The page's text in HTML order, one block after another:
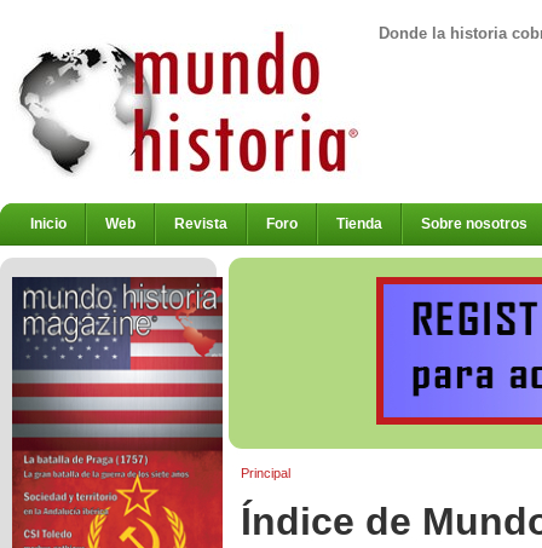
Donde la historia
Inicio Web Revista Foro Tienda Sobre nosotros
Principal
Índice de